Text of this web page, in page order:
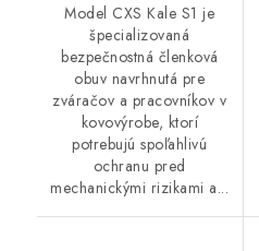
Model CXS Kale S1 je
špecializovaná
bezpečnostná členková
obuv navrhnutá pre
zváračov a pracovníkov v
kovovýrobe, ktorí
potrebujú spoľahlivú
ochranu pred
mechanickými rizikami a...